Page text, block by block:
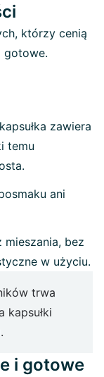
którzy cenią
gotowe.
zawiera
temu
ani
mieszania, bez
w użyciu.
trwa
kapsułki
i gotowe